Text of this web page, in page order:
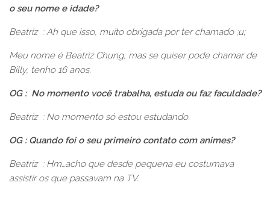
o seu nome e idade?
Beatriz : Ah que isso, muito obrigada por ter chamado ;u;
Meu nome é Beatriz Chung, mas se quiser pode chamar de
Billy, tenho 16 anos.
OG : No momento você trabalha, estuda ou faz faculdade?
Beatriz : No momento só estou estudando.
OG : Quando foi o seu primeiro contato com animes?
Beatriz : Hm…acho que desde pequena eu costumava
assistir os que passavam na TV.